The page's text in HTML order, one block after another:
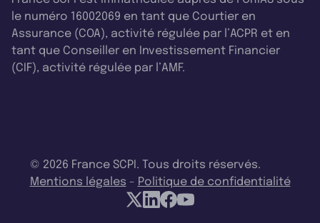
le numéro 16002069 en tant que Courtier en
Assurance (COA), activité régulée par l’ACPR et en
tant que Conseiller en Investissement Financier
(CIF), activité régulée par l’AMF.
© 2026 France SCPI. Tous droits réservés.
Mentions légales - Politique de confidentialité